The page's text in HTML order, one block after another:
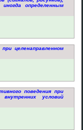
определенным
целенаправленном
поведения при
условий